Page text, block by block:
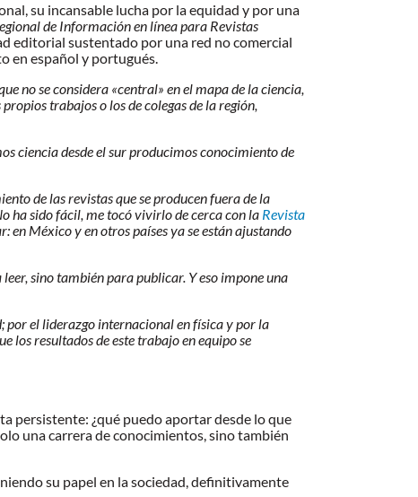
su incansable lucha por la equidad y por una
de Información en línea para Revistas
editorial sustentado por una red no comercial
en español y portugués.
no se considera «central» en el mapa de la ciencia,
trabajos o los de colegas de la región,
ciencia desde el sur producimos conocimiento de
de las revistas que se producen fuera de la
ha sido fácil, me tocó vivirlo de cerca con la Revista
en México y en otros países ya se están ajustando
sino también para publicar. Y eso impone una
por el liderazgo internacional en física y por la
los resultados de este trabajo en equipo se
persistente: ¿qué puedo aportar desde lo que
una carrera de conocimientos, sino también
su papel en la sociedad, definitivamente